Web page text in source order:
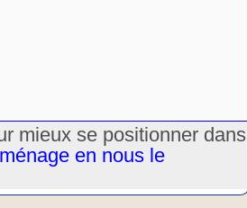
mieux se positionner dans
en nous le